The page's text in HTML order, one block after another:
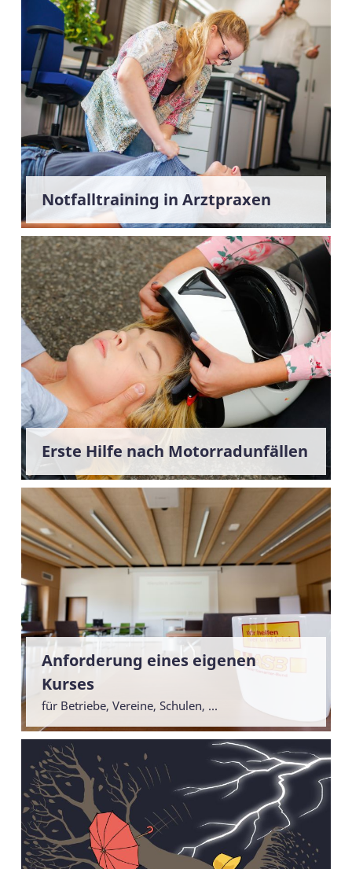
Notfalltraining in Arztpraxen
Erste Hilfe nach Motorradunfällen
Anforderung eines eigenen
Kurses
für Betriebe, Vereine, Schulen, ...